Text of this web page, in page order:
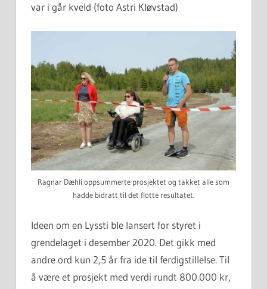
var i går kveld (foto Astri Kløvstad)
Ragnar Dæhli oppsummerte prosjektet og takket alle som
hadde bidratt til det flotte resultatet.
Ideen om en Lyssti ble lansert for styret i
grendelaget i desember 2020. Det gikk med
andre ord kun 2,5 år fra ide til ferdigstillelse. Til
å være et prosjekt med verdi rundt 800.000 kr,